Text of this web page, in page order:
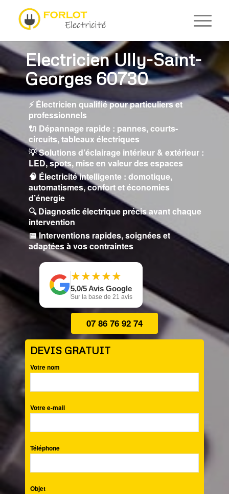
Electricien Ully-Saint-
Georges 60730
⚡ Électricien qualifié pour particuliers et
professionnels
🔌 Dépannage rapide : pannes, courts-
circuits, tableaux électriques
💡 Solutions d’éclairage intérieur & extérieur :
LED, spots, mise en valeur des espaces
🧠 Électricité intelligente : domotique,
automatismes, confort et économies
d’énergie
🔍 Diagnostic électrique précis avant chaque
intervention
📅 Interventions rapides, soignées et
adaptées à vos contraintes
★
★★
★★
★★
★★
★
5,0/5 Avis Google
Sur la base de 21 avis
07 86 76 92 74
DEVIS GRATUIT
Votre nom
Votre e-mail
Téléphone
Objet